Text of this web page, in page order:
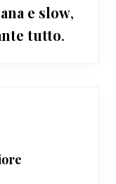
e slow,
tutto.